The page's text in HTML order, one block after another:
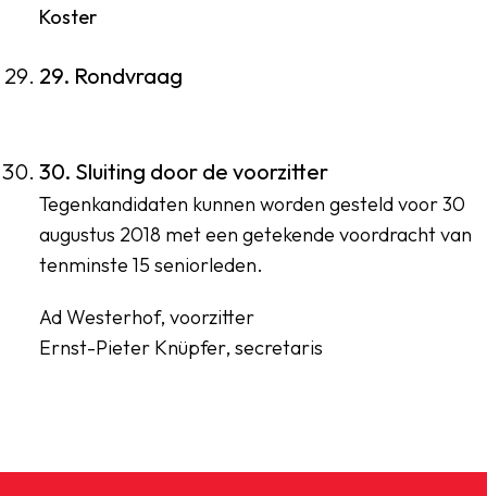
Koster
29. Rondvraag
30. Sluiting door de voorzitter
Tegenkandidaten kunnen worden gesteld voor 30
augustus 2018 met een getekende voordracht van
tenminste 15 seniorleden.
Ad Westerhof, voorzitter
Ernst-Pieter Knüpfer, secretaris